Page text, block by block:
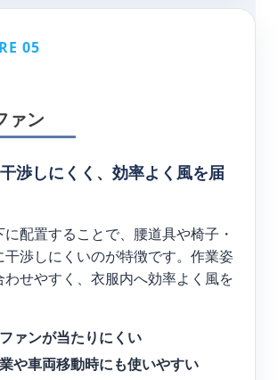
05
ァン
渉しにくく、効率よく風を届
配置することで、腰道具や椅子・
干渉しにくいのが特徴です。作業姿
せやすく、衣服内へ効率よく風を
ァンが当たりにくい
や車両移動時にも使いやすい